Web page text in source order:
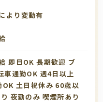
より変動有
即日OK 長期歓迎 ブ
車通勤OK 週4日以上
OK 土日祝休み 60歳以
夜勤のみ 喫煙所あり